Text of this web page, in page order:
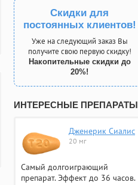
Скидки для
постоянных клиентов!
Уже на следующий заказ Вы
получите свою первую скидку!
Накопительные скидки до
20%!
ИНТЕРЕСНЫЕ ПРЕПАРАТЫ
Дженерик Сиалис
20 мг
Самый долгоиграющий
препарат. Эффект до 36 часов.